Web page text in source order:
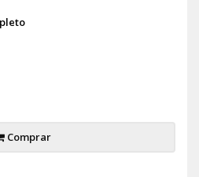
Comprar